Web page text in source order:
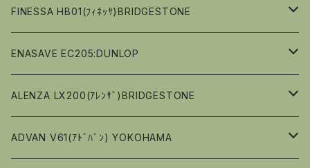
FINESSA HB01(ﾌｨﾈｯｻ)BRIDGESTONE
14ｲﾝﾁ
偏平率（％）７０
偏平率（％）６５
15ｲﾝﾁ
偏平率（％）６５
16ｲﾝﾁ
ENASAVE EC205:DUNLOP
13ｲﾝﾁ
偏平率（％）80
14ｲﾝﾁ
ALENZA LX200(ｱﾚﾝｻﾞ)BRIDGESTONE
16ｲﾝﾁ
ADVAN V61(ｱﾄﾞﾊﾞﾝ) YOKOHAMA